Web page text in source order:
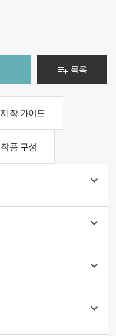
 목록
제작 가이드
작품 구성



